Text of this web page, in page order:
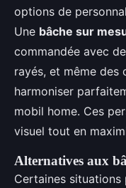
options de
Une bâche sur
commandée avec
rayés, et même des
harmoniser
mobil home. Ces
visuel tout en
Alternatives aux
Certaines situations